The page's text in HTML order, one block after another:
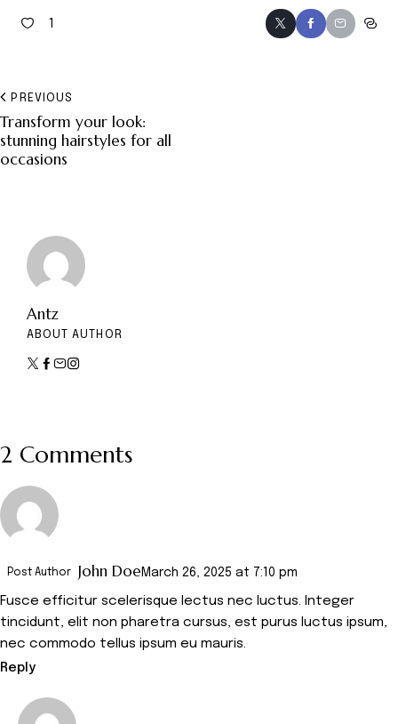
1
PREVIOUS
Transform your look:
stunning hairstyles for all
occasions
Antz
ABOUT AUTHOR
2 Comments
Post Author John Doe March 26, 2025 at 7:10 pm
Fusce efficitur scelerisque lectus nec luctus. Integer
tincidunt, elit non pharetra cursus, est purus luctus ipsum,
nec commodo tellus ipsum eu mauris.
Reply